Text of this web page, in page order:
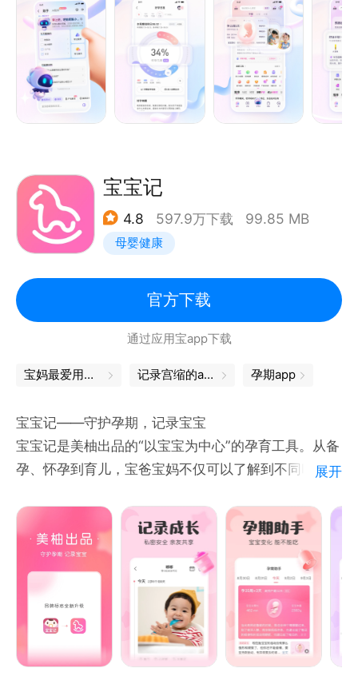
【记经期】大姨妈、月经期记录管家、排卵预测、同房
提醒、孕前检查攻略，轻松迎接好孕。
【记孕期】各孕周胎儿发育图解、产检、饮食营养、护
理、胎教等知识科普，AI解读B超单，助你掌握孕期关
键节点。
【米卡AI问答】基于您的孕周/宝宝月龄、生活习惯等
数据，提供1v1精准解答。
【成长记录】一键记录宝宝身高、体重、疫苗接种，生
成专属成长曲线，记录宝宝相册。
看知识、找工具更便捷。
【爸爸版】专为准爸爸设计，提供孕期陪伴、育儿干
【宝妈社区】跟同城同龄妈妈交流怀孕经验，分享育儿
孕育建议。
【米卡会员】超8000元孕育权益，现在限时活动，开
卡就送纸尿裤、酸奶、果泥、巧克力等实物好礼，羊毛
必薅！
宝宝记
4.8 597.9万下载 99.85 MB
母婴健康
官方下载
通过应用宝app下载
宝妈最爱用的app，都在这里 记录宫缩的app 孕期app
宝宝记——守护孕期，记录宝宝
宝宝记是美柚出品的“以宝宝为中心”的孕育工具。从备
孕、怀孕到育儿，宝爸宝妈不仅可以了解到不同时期的
用小视频、照片、文字进行记录，仅限邀请的亲友可
见。
【记录成长】
支持小视频、照片、文字，记录宝宝的成长点滴；可以
设置家人共享，牵挂的亲友，可以同时看到宝宝的记
展开